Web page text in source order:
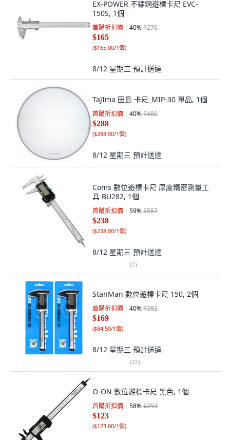
EX-POWER 不鏽鋼遊標卡尺 EVC-
150S, 1個
首購折扣價 40%$276
$165
($165.00/1個)
8/12 星期三 預計送達
TaJIma 田島 卡尺_MIP-30 單品, 1個
首購折扣價 40%$480
$288
($288.00/1個)
8/12 星期三 預計送達
Coms 數位遊標卡尺 厚度精密測量工
具 BU282, 1個
首購折扣價 59%$587
$238
($238.00/1個)
8/12 星期三 預計送達
(2)
StanMan 數位遊標卡尺 150, 2個
首購折扣價 40%$282
$169
($84.50/1個)
8/12 星期三 預計送達
(22)
O-ON 數位游標卡尺 黑色, 1個
首購折扣價 58%$293
$123
($123.00/1個)